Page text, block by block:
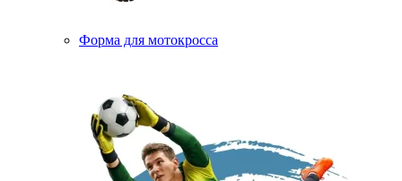
Форма для мотокросса